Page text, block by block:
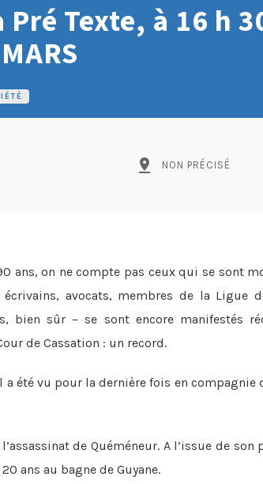
Texte, à 16 h
pin_drop NON PRÉCISÉ
ans, on ne compte pas ceux qui se sont
avocats, membres de la Ligue
bien sûr – se sont encore manifestés
de Cassation : un record.
été vu pour la dernière fois en compagnie
de Quéméneur. A l’issue de son
ans au bagne de Guyane.